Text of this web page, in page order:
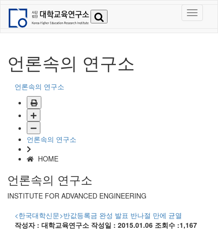
언론속의 연구소
언론속의 연구소
언론속의 연구소
HOME
언론속의 연구소
INSTITUTE FOR ADVANCED ENGINEERING
<한국대학신문>반값등록금 완성 발표 반나절 만에 균열
작성자 : 대학교육연구소 작성일 : 2015.01.06 조회수 :1,167